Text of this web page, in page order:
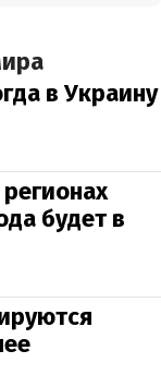
в Украину
будет в